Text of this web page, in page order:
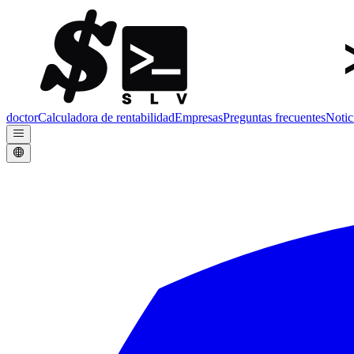
doctorCalculadora de rentabilidadEmpresasPreguntas frecuentes